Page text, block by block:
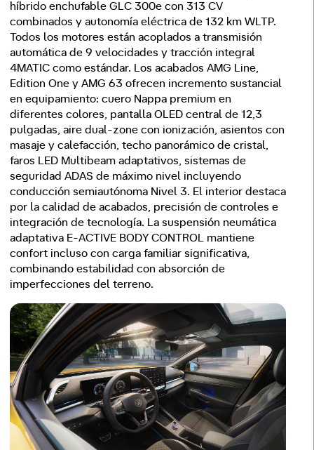
híbrido enchufable GLC 300e con 313 CV
combinados y autonomía eléctrica de 132 km WLTP.
Todos los motores están acoplados a transmisión
automática de 9 velocidades y tracción integral
4MATIC como estándar. Los acabados AMG Line,
Edition One y AMG 63 ofrecen incremento sustancial
en equipamiento: cuero Nappa premium en
diferentes colores, pantalla OLED central de 12,3
pulgadas, aire dual-zone con ionización, asientos con
masaje y calefacción, techo panorámico de cristal,
faros LED Multibeam adaptativos, sistemas de
seguridad ADAS de máximo nivel incluyendo
conducción semiautónoma Nivel 3. El interior destaca
por la calidad de acabados, precisión de controles e
integración de tecnología. La suspensión neumática
adaptativa E-ACTIVE BODY CONTROL mantiene
confort incluso con carga familiar significativa,
combinando estabilidad con absorción de
imperfecciones del terreno.